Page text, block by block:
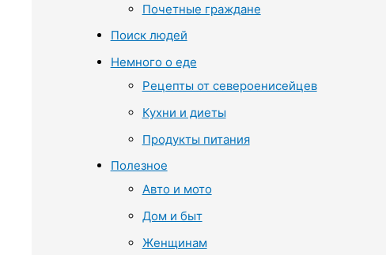
Почетные граждане
Поиск людей
Немного о еде
Рецепты от североенисейцев
Кухни и диеты
Продукты питания
Полезное
Авто и мото
Дом и быт
Женщинам